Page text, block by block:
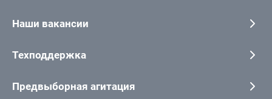
Наши вакансии
Техподдержка
Предвыборная агитация